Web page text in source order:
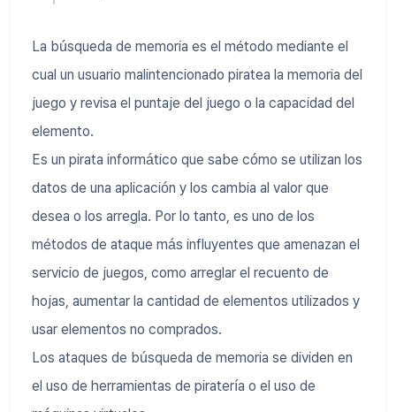
La búsqueda de memoria es el método mediante el
cual un usuario malintencionado piratea la memoria del
juego y revisa el puntaje del juego o la capacidad del
elemento.
Es un pirata informático que sabe cómo se utilizan los
datos de una aplicación y los cambia al valor que
desea o los arregla. Por lo tanto, es uno de los
métodos de ataque más influyentes que amenazan el
servicio de juegos, como arreglar el recuento de
hojas, aumentar la cantidad de elementos utilizados y
usar elementos no comprados.
Los ataques de búsqueda de memoria se dividen en
el uso de herramientas de piratería o el uso de